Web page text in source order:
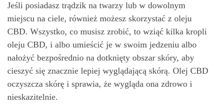
Jeśli posiadasz trądzik na twarzy lub w dowolnym
miejscu na ciele, również możesz skorzystać z oleju
CBD. Wszystko, co musisz zrobić, to wziąć kilka kropli
oleju CBD, i albo umieścić je w swoim jedzeniu albo
nałożyć bezpośrednio na dotknięty obszar skóry, aby
cieszyć się znacznie lepiej wyglądającą skórą. Olej CBD
oczyszcza skórę i sprawia, że ​​wygląda ona zdrowo i
nieskazitelnie.